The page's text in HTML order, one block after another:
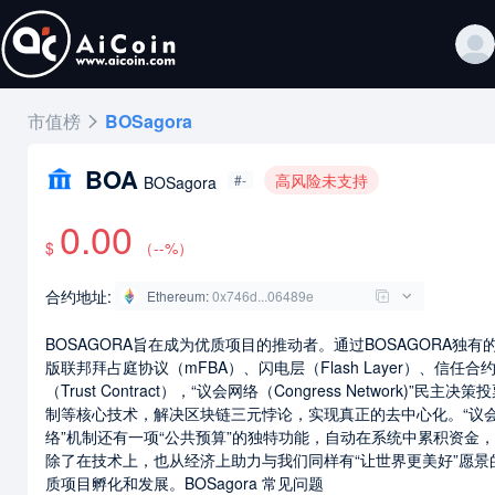
市值榜 BOSagora
BOA BOSagora #- 高风险未支持
$ 0.00 （--%）
合约地址: Ethereum:0x746d...06489e
BOSAGORA旨在成为优质项目的推动者。通过BOSAGORA独有
版联邦拜占庭协议（mFBA）、闪电层（Flash Layer）、信任合约
（Trust Contract），“议会网络（Congress Network)”民主决策
制等核心技术，解决区块链三元悖论，实现真正的去中心化。“议
络”机制还有一项“公共预算”的独特功能，自动在系统中累积资金
除了在技术上，也从经济上助力与我们同样有“让世界更美好”愿景
质项目孵化和发展。BOSagora 常见问题